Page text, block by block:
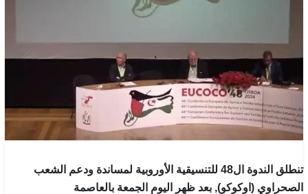
تنطلق الندوة ال48 للتنسيقية الأوروبية لمساندة ودعم الشعب
الصحراوي (اوكوكو), بعد ظهر اليوم الجمعة بالعاصمة